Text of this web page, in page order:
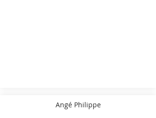
Angé Philippe